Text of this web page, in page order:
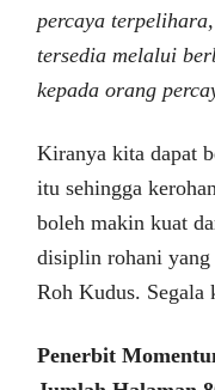
percaya
tersedia melalui
kepada orang
Kiranya kita dapat
itu sehingga
boleh makin kuat
disiplin rohani yang
Roh Kudus. Segala
Penerbit